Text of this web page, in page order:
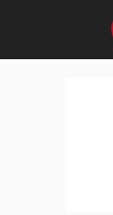
treści